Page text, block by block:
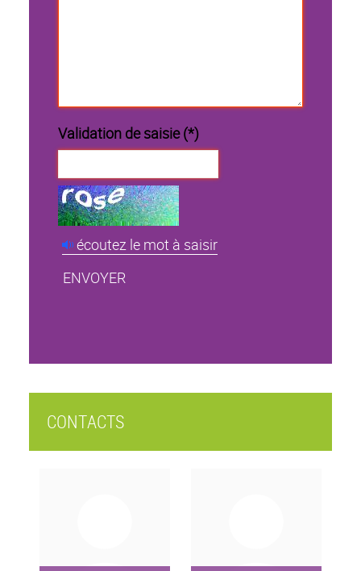
Validation de saisie (*)
écoutez le mot à saisir
CONTACTS